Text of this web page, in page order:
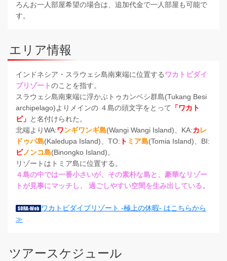
ろんお一人部屋希望の場合は、追加代金で一人部屋も可能で
す。
エリア情報
インドネシア・スラウェシ島南東端に位置する ワカトビダイ
ブリゾートのことを指す。
スラウェシ島南東端に浮かぶトゥカンベシ群島(Tukang Besi
archipelago)よりメインの ４島の頭文字をとって
「ワカト
ビ」 と名付けられた。
北端よりWA:ワンギワンギ島(Wangi Wangi Island)、KA:カレ
ドゥパ島(Kaledupa Island)、TO: ト ミア島(Tomia Island)、BI:
ビノンコ島(Binongko Island)。
リゾートはトミア島に位置する。
４島の中では一番小さいが、その素朴な島と、豪華なリゾー
トが見事にマッチし、 過ごしやすい空間を生み出している。
ワカトビダイブリゾート -極上の休暇- はこちらから
≫
ツアースケジュール